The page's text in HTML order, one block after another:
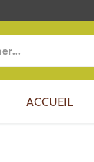
ACCUEIL